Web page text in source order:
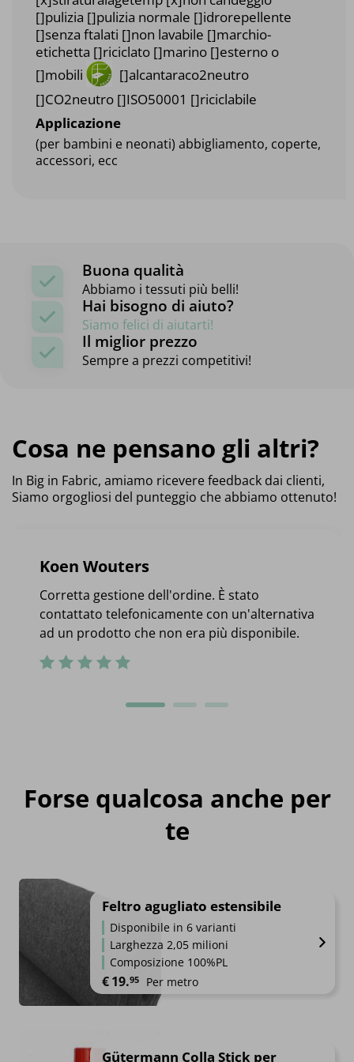
[]pulizia []pulizia normale []idrorepellente
[]senza ftalati []non lavabile []marchio-
etichetta []riciclato []marino []esterno o
[]mobili
[]alcantaraco2neutro
[]CO2neutro []ISO50001 []riciclabile
Applicazione
(per bambini e neonati) abbigliamento, coperte,
accessori, ecc
Buona qualità
Abbiamo i tessuti più belli!
Hai bisogno di aiuto?
Siamo felici di aiutarti!
Il miglior prezzo
Sempre a prezzi competitivi!
Cosa ne pensano gli altri?
In Big in Fabric, amiamo ricevere feedback dai clienti,
Siamo orgogliosi del punteggio che abbiamo ottenuto!
Koen Wouters
Corretta gestione dell'ordine. È stato
contattato telefonicamente con un'alternativa
ad un prodotto che non era più disponibile.
Forse qualcosa anche per
te
Feltro agugliato estensibile
Disponibile in 6 varianti
Larghezza 2,05 milioni
Composizione 100%PL
€19.95 Per metro
Gütermann Colla Stick per